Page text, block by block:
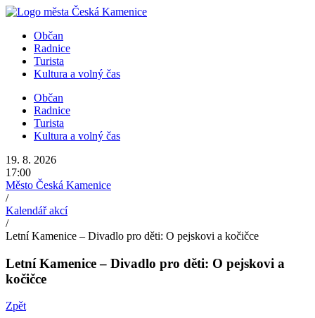
Přejít
obsahuObčan
Radnice
Turista
Kultura a volný čas
Občan
Radnice
Turista
Kultura a volný čas
19. 8. 2026
17:00
Město Česká Kamenice
/
Kalendář akcí
/
Letní Kamenice – Divadlo pro děti: O pejskovi a kočičce
Letní Kamenice – Divadlo pro děti: O pejskovi a
kočičce
Zpět